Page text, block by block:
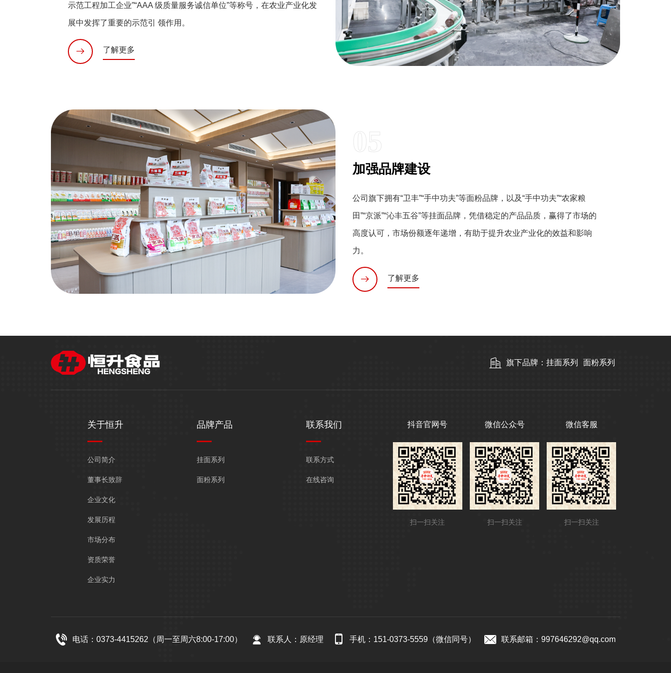
示范工程加工企业”“AAA 级质量服务诚信单位”等称号，在农业产业化发
展中发挥了重要的示范引 领作用。
了解更多
05
加强品牌建设
公司旗下拥有“卫丰”“手中功夫”等面粉品牌，以及“手中功夫”“农家粮
田”“京派”“沁丰五谷”等挂面品牌，凭借稳定的产品品质，赢得了市场的
高度认可，市场份额逐年递增，有助于提升农业产业化的效益和影响
力。
了解更多
旗下品牌： 挂面系列 面粉系列
关于恒升
公司简介
董事长致辞
企业文化
发展历程
市场分布
资质荣誉
企业实力
品牌产品
挂面系列
面粉系列
联系我们
联系方式
在线咨询
抖音官网号
扫一扫关注
微信公众号
扫一扫关注
微信客服
扫一扫关注
电话：0373-4415262（周一至周六8:00-17:00） 联系人：原经理 手机：151-0373-5559（微信同号） 联系邮箱：997646292@qq.com